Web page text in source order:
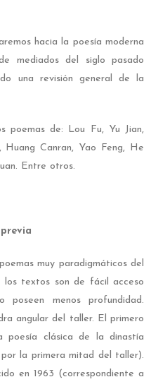
hacia la poesía moderna
mediados del siglo pasado
una revisión general de la
poemas de: Lou Fu, Yu Jian,
Huang Canran, Yao Feng, He
Entre otros.
muy paradigmáticos del
textos son de fácil acceso
menos profundidad.
angular del taller. El primero
poesía clásica de la dinastía
la primera mitad del taller).
en 1963 (correspondiente a